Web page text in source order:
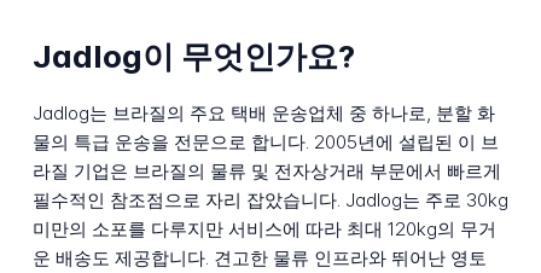
Jadlog이 무엇인가요?
Jadlog는 브라질의 주요 택배 운송업체 중 하나로, 분할 화
물의 특급 운송을 전문으로 합니다. 2005년에 설립된 이 브
라질 기업은 브라질의 물류 및 전자상거래 부문에서 빠르게
필수적인 참조점으로 자리 잡았습니다. Jadlog는 주로 30kg
미만의 소포를 다루지만 서비스에 따라 최대 120kg의 무거
운 배송도 제공합니다. 견고한 물류 인프라와 뛰어난 영토